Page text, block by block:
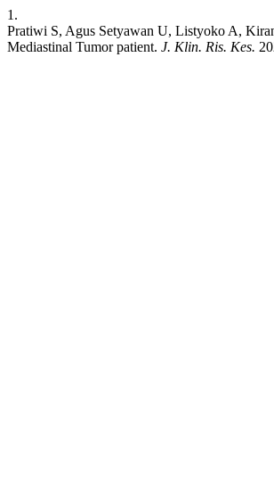
1.
Pratiwi S, Agus Setyawan U, Listyoko A,
Mediastinal Tumor patient. J. Klin. Ris. Kes.